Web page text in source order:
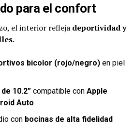
para el confort
el interior refleja deportividad y
.
bicolor (rojo/negro) en piel
10.2” compatible con Apple
Auto
con bocinas de alta fidelidad